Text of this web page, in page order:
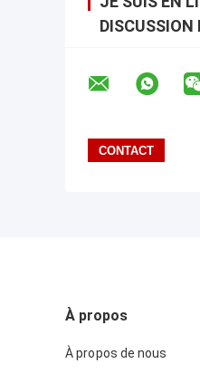
DISCUSSION
À propos
À propos de nous